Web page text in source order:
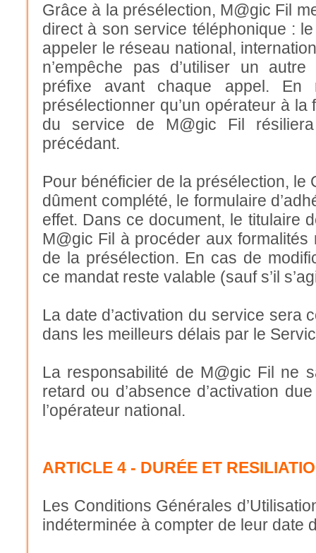
Grâce à la présélection, M@gic Fil
direct à son service téléphonique :
appeler le réseau national,
n’empêche pas d’utiliser un
préfixe avant chaque appel.
présélectionner qu’un opérateur à
du service de M@gic Fil
précédant.
Pour bénéficier de la présélection, le
dûment complété, le formulaire
effet. Dans ce document, le titulaire
M@gic Fil à procéder aux
de la présélection. En cas de
ce mandat reste valable (sauf s’il
La date d’activation du service sera
dans les meilleurs délais par le
La responsabilité de M@gic Fil ne
retard ou d’absence d’activation
l’opérateur national.
ARTICLE 4 - DURÉE ET
Les Conditions Générales
indéterminée à compter de leur date